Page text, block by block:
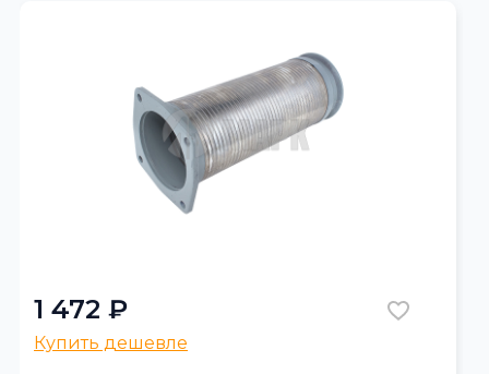
1 472 ₽
Купить дешевле